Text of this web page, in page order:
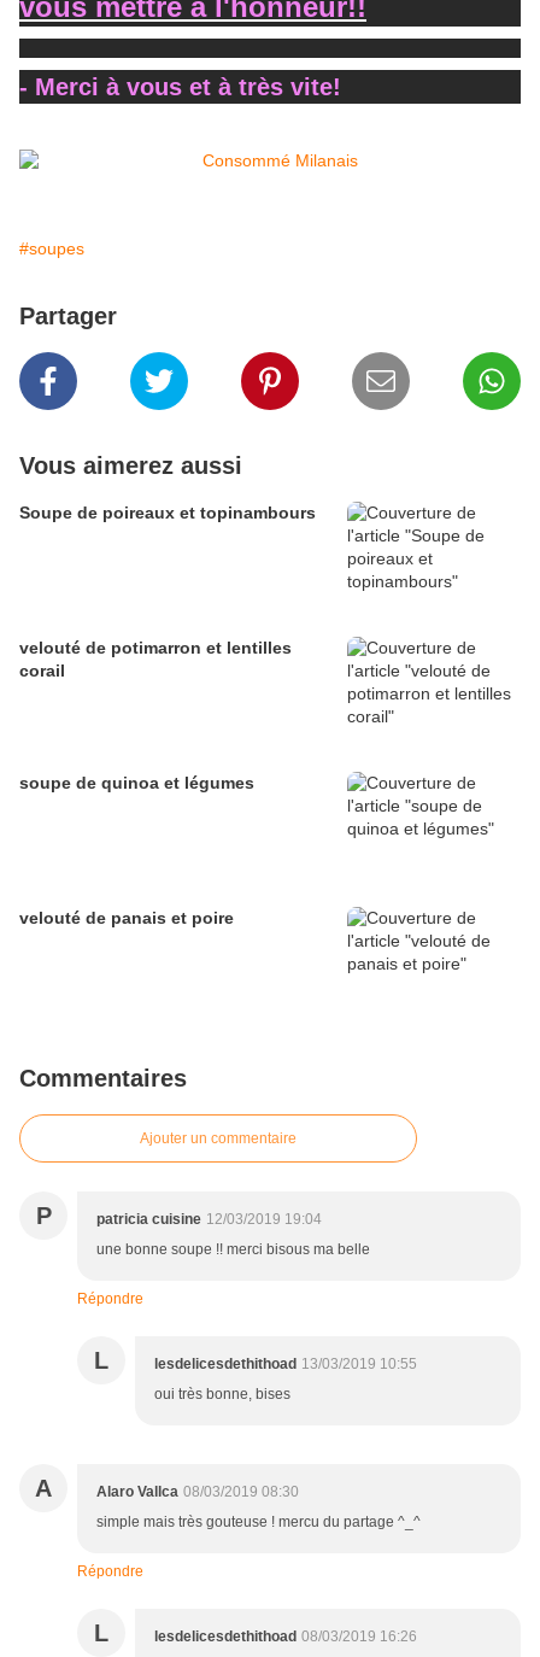
vous mettre à l'honneur!!
- Merci à vous et à très vite!
#soupes
Partager
Vous aimerez aussi
Soupe de poireaux et topinambours
velouté de potimarron et lentilles
corail
soupe de quinoa et légumes
velouté de panais et poire
Commentaires
Ajouter un commentaire
P patricia cuisine 12/03/2019 19:04
une bonne soupe !! merci bisous ma belle
Répondre
L lesdelicesdethithoad 13/03/2019 10:55
oui très bonne, bises
A Alaro Vallca 08/03/2019 08:30
simple mais très gouteuse ! mercu du partage ^_^
Répondre
L lesdelicesdethithoad 08/03/2019 16:26